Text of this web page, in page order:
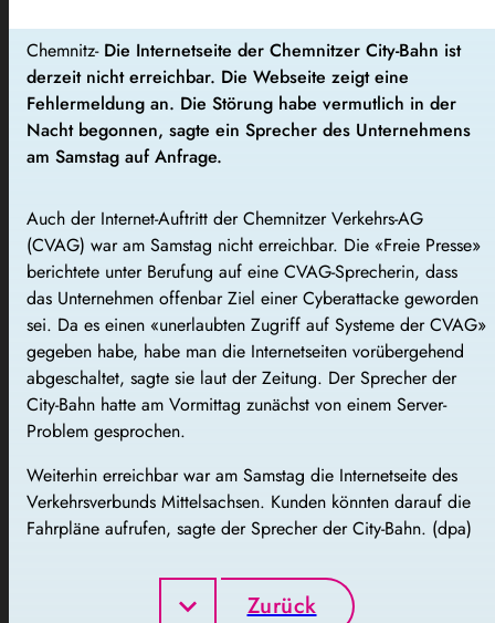
Chemnitz- Die Internetseite der Chemnitzer City-Bahn ist
derzeit nicht erreichbar. Die Webseite zeigt eine
Fehlermeldung an. Die Störung habe vermutlich in der
Nacht begonnen, sagte ein Sprecher des Unternehmens
am Samstag auf Anfrage.
Auch der Internet-Auftritt der Chemnitzer Verkehrs-AG
(CVAG) war am Samstag nicht erreichbar. Die «Freie Presse»
berichtete unter Berufung auf eine CVAG-Sprecherin, dass
das Unternehmen offenbar Ziel einer Cyberattacke geworden
sei. Da es einen «unerlaubten Zugriff auf Systeme der CVAG»
gegeben habe, habe man die Internetseiten vorübergehend
abgeschaltet, sagte sie laut der Zeitung. Der Sprecher der
City-Bahn hatte am Vormittag zunächst von einem Server-
Problem gesprochen.
Weiterhin erreichbar war am Samstag die Internetseite des
Verkehrsverbunds Mittelsachsen. Kunden könnten darauf die
Fahrpläne aufrufen, sagte der Sprecher der City-Bahn. (dpa)
Zurück